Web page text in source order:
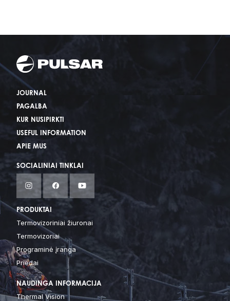
JOURNAL
PAGALBA
KUR NUSIPIRKTI
USEFUL INFORMATION
APIE MUS
SOCIALINIAI TINKLAI
PRODUKTAI
Termovizoriniai žiuronai
Termovizoriai
Programinė įranga
Priedai
NAUDINGA INFORMACIJA
Thermal Vision